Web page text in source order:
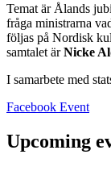
Temat är Ålands
fråga ministrarna
följas på Nordisk
samtalet ärNicke
I samarbete med
Facebook Event
a
new
Upcoming